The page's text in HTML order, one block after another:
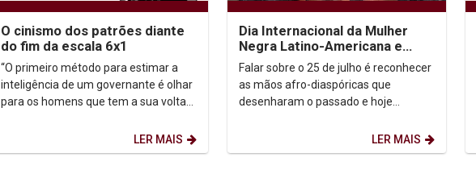
O cinismo dos patrões diante
do fim da escala 6x1
“O primeiro método para estimar a
inteligência de um governante é olhar
para os homens que tem a sua volta”.
LER MAIS
Dia Internacional da Mulher
Negra Latino-Americana e
Caribenha
Falar sobre o 25 de julho é reconhecer
as mãos afro-diaspóricas que
desenharam o passado e hoje
LER MAIS